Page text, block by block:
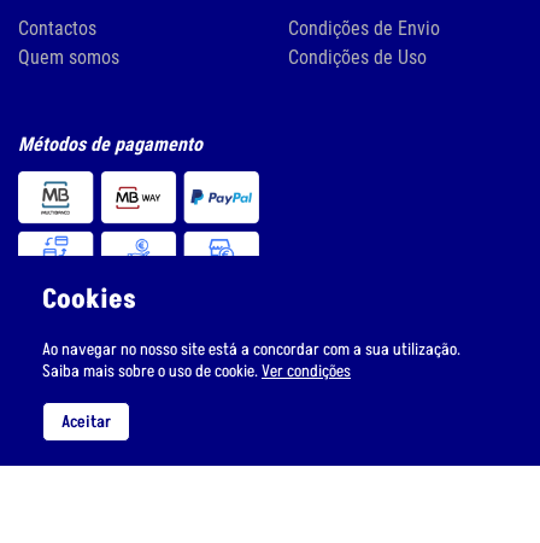
Contactos
Quem somos
Condições de Envio
Condições de Uso
Métodos de pagamento
Siga-nos nas redes sociais
Cookies
Ao navegar no nosso site está a concordar com a sua utilização.
Saiba mais sobre o uso de cookie.Ver condições
Aceitar